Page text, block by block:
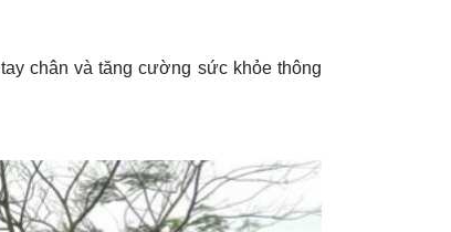
chân và tăng cường sức khỏe thông